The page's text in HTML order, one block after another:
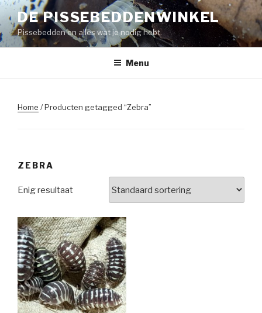
Naar
de
inhoud
springen
DE PISSEBEDDENWINKEL
Pissebedden en alles wat je nodig hebt.
Menu
Home / Producten getagged “Zebra”
ZEBRA
Enig resultaat